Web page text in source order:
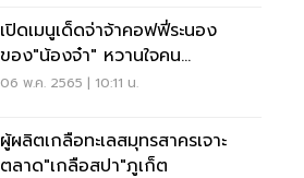
เปิดเมนูเด็ดจ่าจ้าคอฟฟี่ระนอง
ของ"น้องจ๋า" หวานใจคน
ใหม่"อนุทิน"
06 พ.ค. 2565 | 10:11 น.
ผู้ผลิตเกลือทะเลสมุทรสาครเจาะ
ตลาด"เกลือสปา"ภูเก็ต